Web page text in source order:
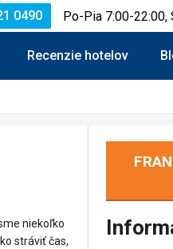
0490 Po-Pia 7:00-22:00,
Recenzie hotelov
niekoľko
stráviť čas,